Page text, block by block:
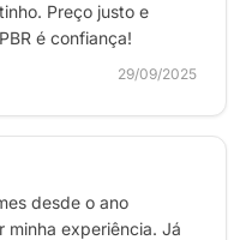
com um dos maiores
Preço justo e
é confiança!
29/09/2025
desde o ano
minha experiência. Já